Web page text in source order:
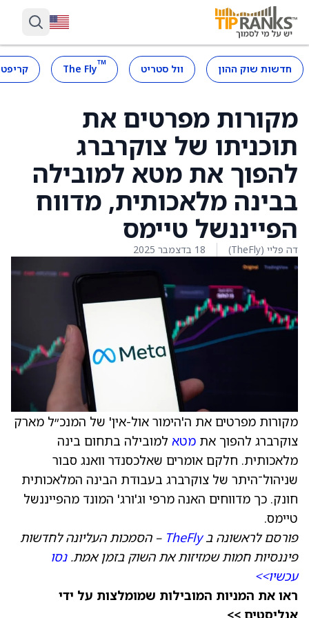
חדשות שוק ההון וול סטריט ™
The Fly
מקורות מפרטים את
תוכניתו של צוקרברג
להפוך את מטא למובילה
בבינה מלאכותית, מדווח
הפייננשל טיימס
דה פליי (TheFly) 18 בדצמבר 2025
מקורות מפרטים את ה'הימור אול-אין' של המנכ״ל מארק
צוקרברג להפוך את מטא למובילה בתחום בינה
מלאכותית. חלקם אומרים שאלכסנדר וואנג סבור
שניהול־היתר של צוקרברג בעבודת הבינה המלאכותית
חונק. כך מדווחים האנה מרפי וג'ורג' המונד מהפייננשל
טיימס.
פורסם לראשונה בTheFly – הסמכות העליונה לחדשות
פיננסיות חמות שמזיזות את השוק בזמן אמת.נסו
עכשיו>>
ראו את המניות המובילות שמומלצות על ידי
אנליסטים >>